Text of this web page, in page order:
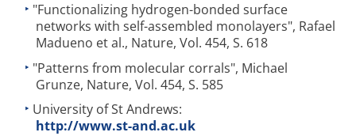
"Functionalizing hydrogen-bonded surface
networks with self-assembled monolayers", Rafael
Madueno et al., Nature, Vol. 454, S. 618
"Patterns from molecular corrals", Michael
Grunze, Nature, Vol. 454, S. 585
University of St Andrews:
http://www.st-and.ac.uk